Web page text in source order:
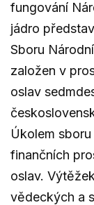
fungování
jádro
Sboru
založen v
oslav
Úkolem
finančních
oslav.
vědeckých a